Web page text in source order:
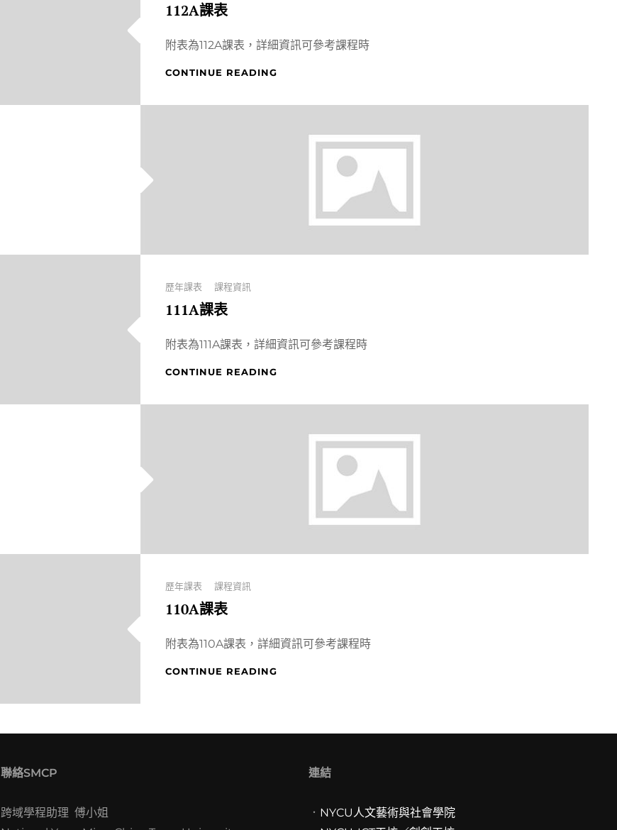
112A課表
附表為112A課表，詳細資訊可參考課程時
CONTINUE READING
Categories
歷年課表 課程資訊
111A課表
附表為111A課表，詳細資訊可參考課程時
CONTINUE READING
Categories
歷年課表 課程資訊
110A課表
附表為110A課表，詳細資訊可參考課程時
CONTINUE READING
聯絡SMCP
跨域學程助理 傅小姐
連結
． NYCU人文藝術與社會學院